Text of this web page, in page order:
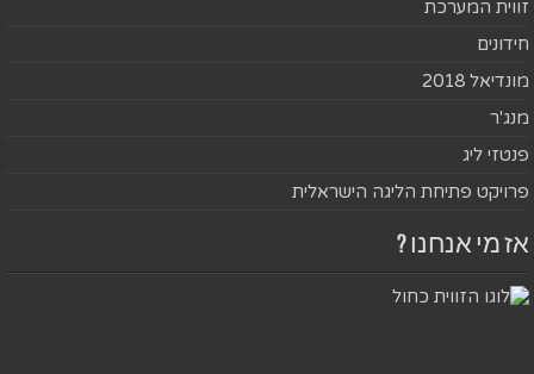
זווית המערכת
חידונים
מונדיאל 2018
מנג'ר
פנטזי ליג
פרויקט פתיחת הליגה הישראלית
אז מי אנחנו ?